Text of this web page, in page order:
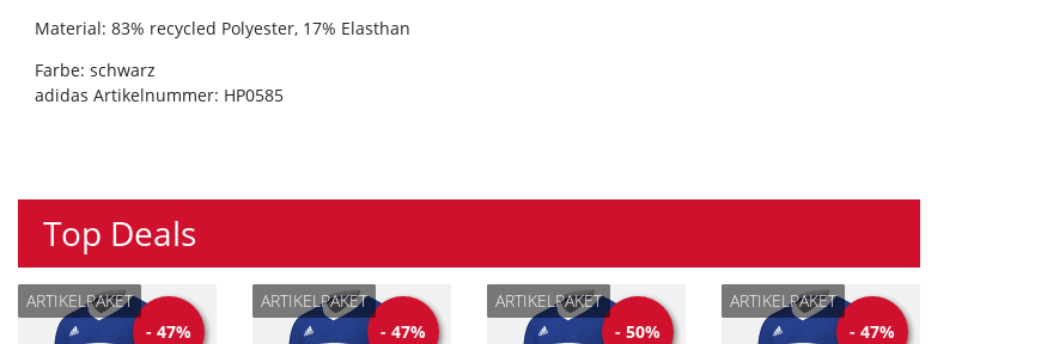
Material: 83% recycled Polyester, 17% Elasthan
Farbe: schwarz
adidas Artikelnummer: HP0585
Top Deals
- 47%
ARTIKELPAKET
- 47%
ARTIKELPAKET
- 50%
ARTIKELPAKET
- 47%
ARTIKELPAKET